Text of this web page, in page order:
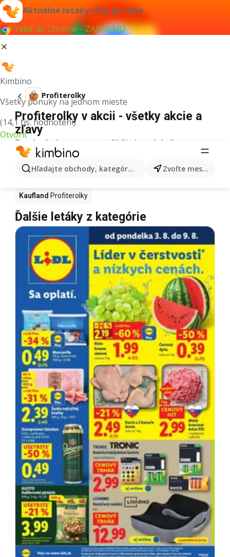
Aktuálne letáky vždy po ruke
Pridať do Chrome - ZADARMO
Kimbino
Všetky ponuky na jednom mieste
(14,1 tis. hodnotení)
Otvoriť
Hľadajte obchody, kategórie, produkty... Zvoľte mesto
Profiterolky
Profiterolky v akcii - všetky akcie a
zľavy
Pre daný výraz sme nenašli žiadne výsledky.
Profiterolky v akcii - Kde kúpiť?
Tesco Profiterolky Lidl Profiterolky
Kaufland Profiterolky
Ďalšie letáky z kategórie